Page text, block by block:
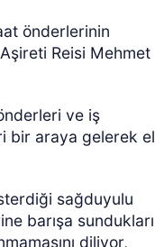
önderlerinin
Reisi Mehmet
ve iş
bir araya gelerek el
sağduyulu
barışa sundukları
diliyor,